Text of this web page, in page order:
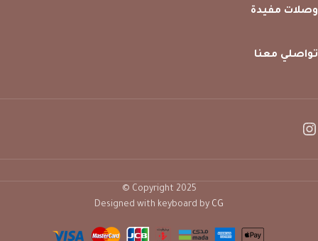
وصلات مفيدة
تواصلي معنا
Copyright 2025 ©
Designed with keyboard by CG